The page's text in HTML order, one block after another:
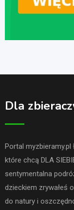
Dla
Portal
które chcą DLA
sentymentalna
dzieckiem zrywałeś
do natury i